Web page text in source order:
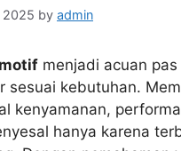
2025 by admin
menjadi acuan
sesuai kebutuhan.
kenyamanan,
hanya karena